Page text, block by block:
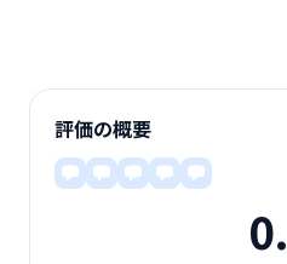
評価の概要